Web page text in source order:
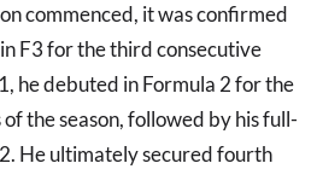
commenced, it was confirmed
F3 for the third consecutive
he debuted in Formula 2 for the
the season, followed by his full-
He ultimately secured fourth